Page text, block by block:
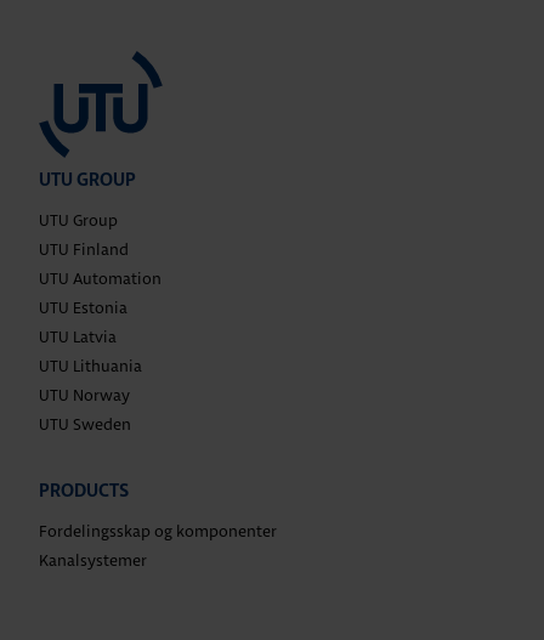
UTU GROUP
UTU Group
UTU Finland
UTU Automation
UTU Estonia
UTU Latvia
UTU Lithuania
UTU Norway
UTU Sweden
PRODUCTS
Fordelingsskap og komponenter
Kanalsystemer